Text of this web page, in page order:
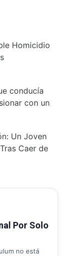
Homicidio
conducía
con un
Caer de
Por Solo
no está